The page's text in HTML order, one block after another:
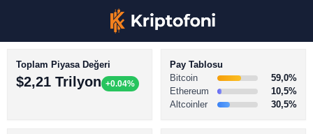
Toplam Piyasa Değeri
$2,21 Trilyon +0.04%
Pay Tablosu
Bitcoin
59,0%
Ethereum
10,5%
Altcoinler
30,5%